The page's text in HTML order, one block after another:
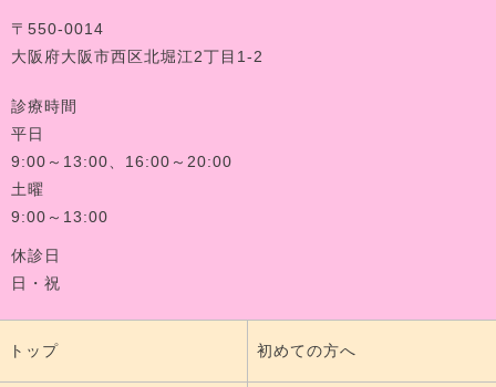
〒550-0014
大阪府大阪市西区北堀江2丁目1-2
診療時間
平日
9:00～13:00、16:00～20:00
土曜
9:00～13:00
休診日
日・祝
トップ 初めての方へ